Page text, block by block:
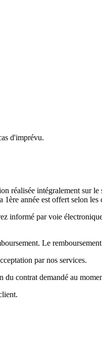
d'imprévu.
réalisée intégralement sur
année est offert selon
informé par voie
Le
par nos services.
contrat demandé au